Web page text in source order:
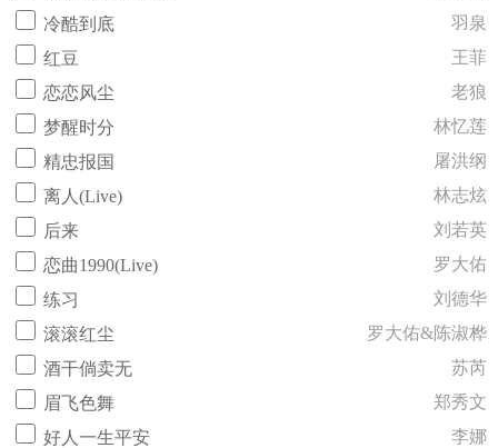
冷酷到底
羽泉
红豆
王菲
恋恋风尘
老狼
梦醒时分
林忆莲
精忠报国
屠洪纲
离人(Live)
林志炫
后来
刘若英
恋曲1990(Live)
罗大佑
练习
刘德华
滚滚红尘
罗大佑&陈淑桦
酒干倘卖无
苏芮
眉飞色舞
郑秀文
好人一生平安
李娜